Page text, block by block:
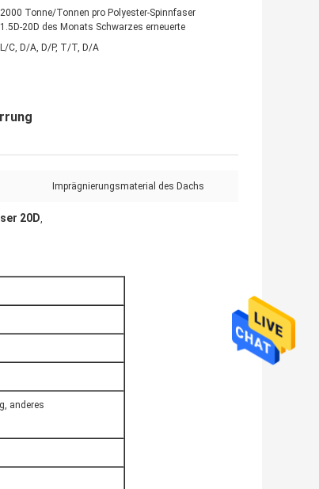
2000 Tonne/Tonnen pro Polyester-Spinnfaser
1.5D-20D des Monats Schwarzes erneuerte
L/C, D/A, D/P, T/T, D/A
Imprägnierungsmaterial des Dachs
20D,
anderes